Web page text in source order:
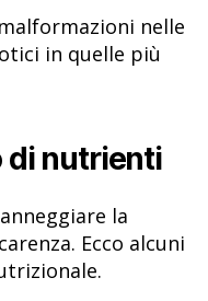
nelle
in quelle più
di nutrienti
la
Ecco alcuni